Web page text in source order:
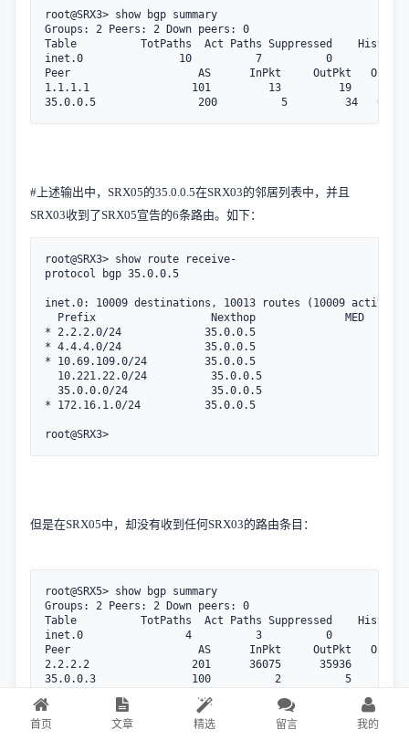
首页 文章 精选 留言 我的
root@SRX3> show bgp summary
Groups: 2 Peers: 2 Down peers: 0
Table          TotPaths  Act Paths Suppressed    History
inet.0               10          7          0          0
Peer                    AS      InPkt     OutPkt
1.1.1.1                101         13         19
35.0.0.5                200          5         34
# 上述输出中， SRX05的35.0.0.5在SRX03的邻居列表中，并且
SRX03收到了SRX05宣告的6条路由。如下：
root@SRX3> show route receive-
protocol bgp 35.0.0.5
inet.0: 10009 destinations, 10013 routes (10009 active,
Prefix                  Nexthop              MED
* 2.2.2.0/24             35.0.0.5
* 4.4.4.0/24             35.0.0.5
* 10.69.109.0/24         35.0.0.5
10.221.22.0/24          35.0.0.5
35.0.0.0/24             35.0.0.5
* 172.16.1.0/24          35.0.0.5
root@SRX3>
但是在SRX05中，却没有收到任何SRX03的路由条目：
root@SRX5> show bgp summary
Groups: 2 Peers: 2 Down peers: 0
Table          TotPaths  Act Paths Suppressed    History
inet.0                4          3          0          0
Peer                    AS      InPkt     OutPkt
2.2.2.2                201      36075      35936
35.0.0.3               100          2          5